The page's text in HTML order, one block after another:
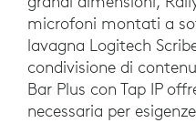
microfoni montati a
lavagna Logitech
condivisione di
Bar Plus con Tap IP
necessaria per